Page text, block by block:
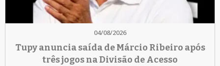
04/08/2026
Tupy anuncia saída de Márcio Ribeiro após
três jogos na Divisão de Acesso